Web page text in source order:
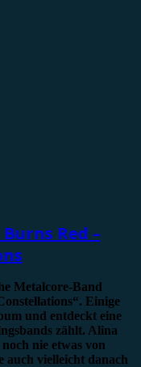
Red –
Metalcore-Band
Einige
und entdeckt eine
zählt. Alina
nie etwas von
auch vielleicht danach